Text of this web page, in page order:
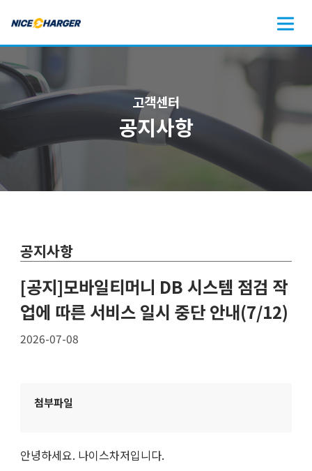
고객센터
공지사항
공지사항
[공지]모바일티머니 DB 시스템 점검 작
업에 따른 서비스 일시 중단 안내(7/12)
2026-07-08
첨부파일
안녕하세요. 나이스차저입니다.